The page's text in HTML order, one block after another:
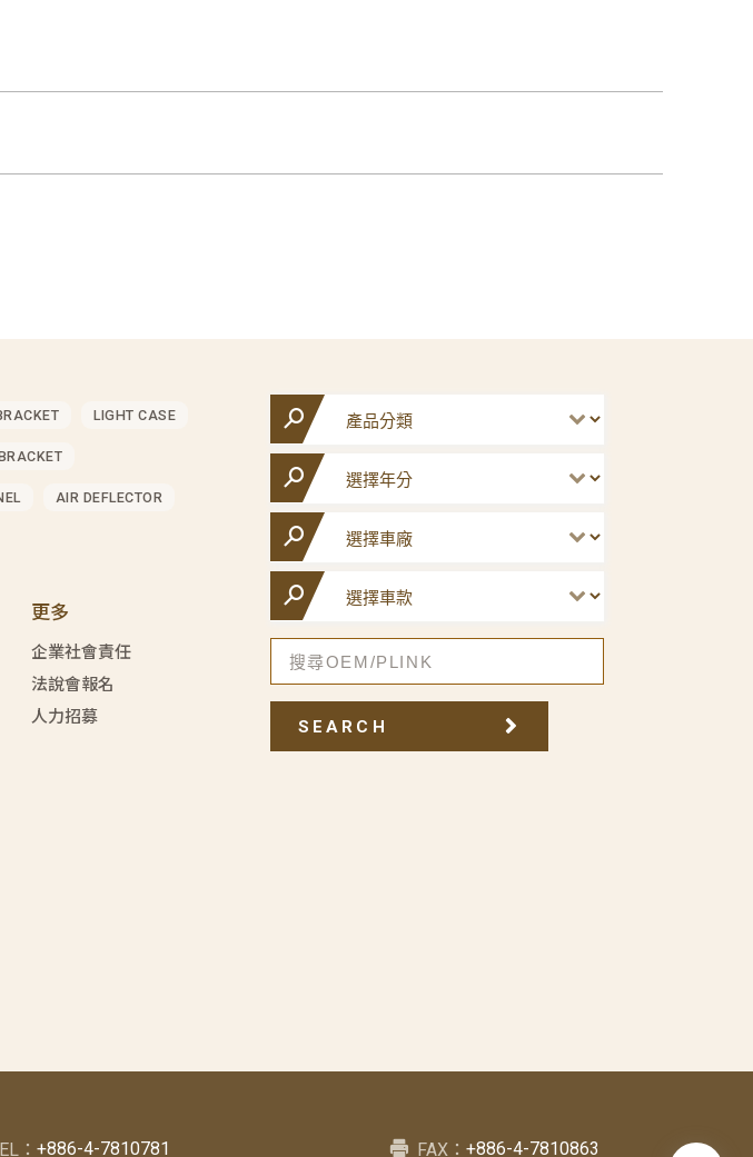
LIGHT CASE
AIR DEFLECTOR
更多
企業社會責任
法說會報名
人力招募
SEARCH
： +886-4-7810781 FAX：+886-4-7810863